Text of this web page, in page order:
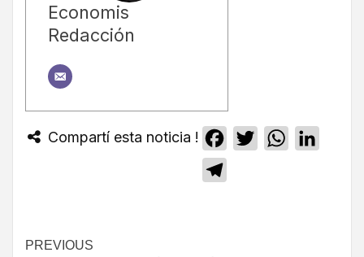
Economis
Redacción
Compartí esta noticia ! Facebook
TwitterWhatsApp
PREVIOUS